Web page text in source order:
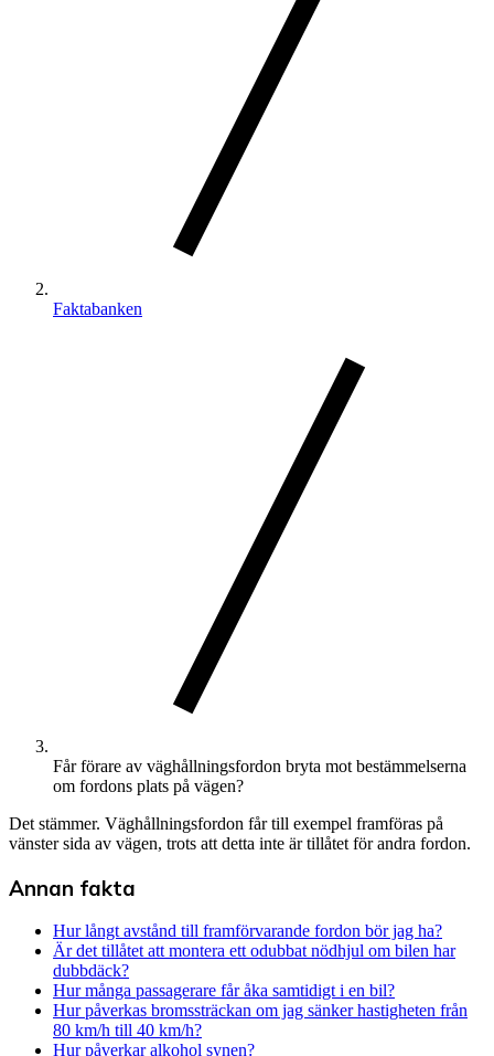
Faktabanken
Får förare av väghållningsfordon bryta mot bestämmelserna
om fordons plats på vägen?
Det stämmer. Väghållningsfordon får till exempel framföras på
vänster sida av vägen, trots att detta inte är tillåtet för andra fordon.
Annan fakta
Hur långt avstånd till framförvarande fordon bör jag ha?
Är det tillåtet att montera ett odubbat nödhjul om bilen har
dubbdäck?
Hur många passagerare får åka samtidigt i en bil?
Hur påverkas bromssträckan om jag sänker hastigheten från
80 km/h till 40 km/h?
Hur påverkar alkohol synen?